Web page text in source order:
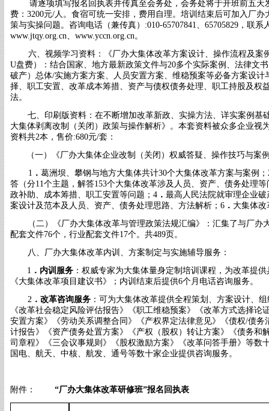
请逐项填写报名回执表并传真至会务处，会务处将于开班前五
费： 3200元/人。食宿可统一安排，费用自理。培训结束后可加入厂
策与实操问题。咨询电话（兼传真） :010-65707841、65705829，联
www.jtqy.org.cn、 www.yccn.org.cn。
六、视频学习资料：《厂办大集体改革方案设计、操作流程及案
U盘费）： 结合国家、地方最新政策文件与20多个实际案例、法律文
破产）总体/实施方案方案、人员安置方案、维稳预案等必备方案设计
择、职工安置、改革成本筹措、资产与债权债务处理、职工持股及权
法。
七、印刷版资料：在不断增加改革新政、实操方法、详实案例基
大集体剥离改制（关闭）政策与操作解析》。本套资料被众多企业视
资料共2本 ，售价:680元/套：
（一）《厂办大集体企业改制（关闭）权威答疑、操作技巧与案
1 ． 葛洲坝、攀钢与地方大集体共计30个大集体改革方案与案例；
答（分11个主题，解答153个大集体改革涉及人员、资产、债务处理等
政补助、成本筹措、职工安置等问题； 4． 最高人民法院就审理企业
案设计及范本及 人员、资产、债务处理思路、方法解析； 6． 大集体改
（二）《厂办大集体改革与管理政策法规汇编》：汇集了与厂办
配套文件76个，行业配套文件17个。共489页。
八、厂办大集体改革内训、方案制定与实施辅导服务：
1 ． 内训服务 ：权威专家为大集体量身定制培训课程，为改革提
《大集体改革项目建议书》；内训结束后提供6个月电话咨询服务。
2． 改革咨询 服务：可为大集体改革提供全程策划、方案设计、
《改革社会稳定风险评估报告》《职工维稳预案》《改革方式选择
安置方案》《劳动关系调整合同》《产权界定法律意见》《债权/债
计报告》《资产债务处置方案》《产权（股权）转让方案》《债务和
司章程》《三会议事规则》《股权激励方案》《改革问答手册》等数
国电、航天、中核、航发、通号等数十家企业提供咨询服务。
附件： “厂办大集体改革研修班”报名回执表